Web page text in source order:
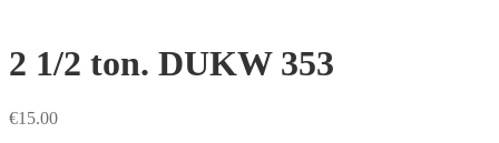
2 1/2 ton. DUKW 353
€15.00